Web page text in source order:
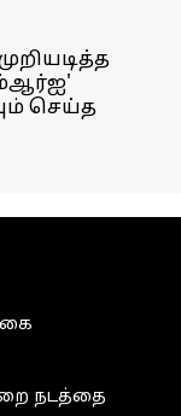
செய்த
நடத்தை